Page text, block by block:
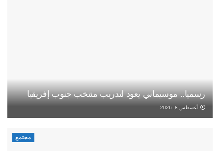
رسميا.. موسيماني يعود لتدريب منتخب جنوب إفريقيا
أغسطس 8, 2026
مجتمع